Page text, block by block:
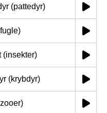
(pattedyr)
(insekter)
(krybdyr)